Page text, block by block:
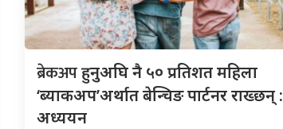
ब्रेकअपहुनुअघि नै ५० प्रतिशत महिला
‘ब्याकअप’अर्थात बेन्चिङ पार्टनर राख्छन् :
अध्ययन